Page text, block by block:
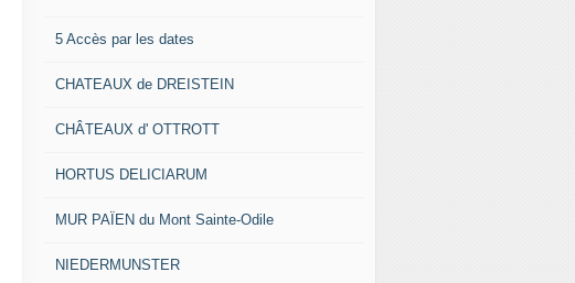
5 Accès par les dates
CHATEAUX de DREISTEIN
CHÂTEAUX d' OTTROTT
HORTUS DELICIARUM
MUR PAÏEN du Mont Sainte-Odile
NIEDERMUNSTER